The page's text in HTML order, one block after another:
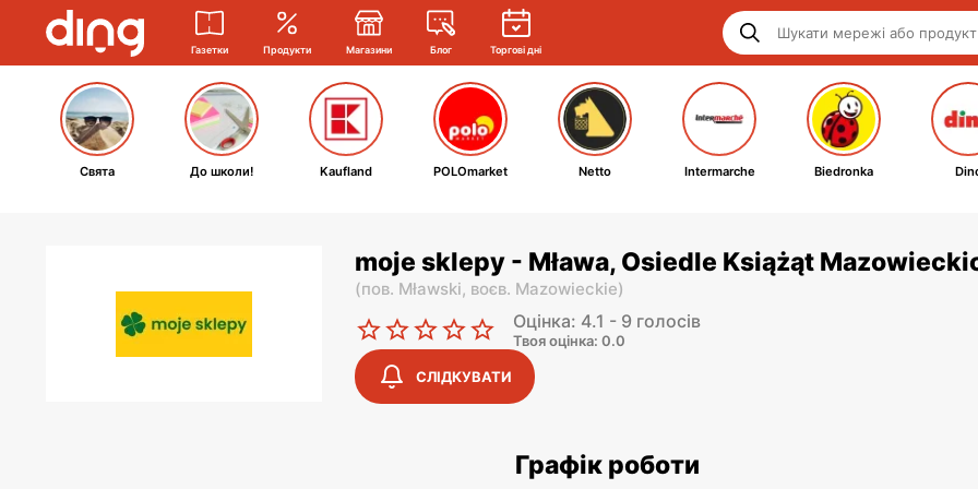
Газетки Продукти Магазини Блог Торгові дні
Свята До школи! Kaufland POLOmarket Netto Intermarche Biedronka
moje sklepy - Mława, Osiedle Książąt
(пов. Mławski, воєв. Mazowieckie)
Оцінка: 4.1 - 9 голосів
Твоя оцінка: 0.0
СЛІДКУВАТИ
Графік роботи